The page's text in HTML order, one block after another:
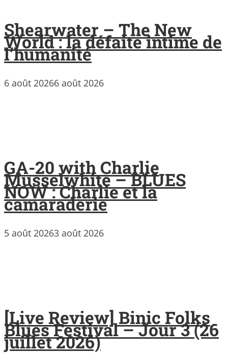
Shearwater – The New
World : la défaite intime de
l’humanité
6 août 20266 août 2026
GA-20 with Charlie
Musselwhite – BLUES
NOW : Charlie et la
camaraderie
5 août 20263 août 2026
[Live Review] Binic Folks
Blues Festival – Jour 3 (26
juillet 2026)